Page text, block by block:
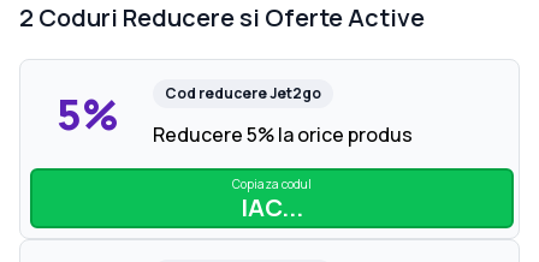
2 Coduri Reducere si Oferte Active
5% Cod reducereJet2go
Reducere 5% la orice produs
Copiaza codul
IAC...